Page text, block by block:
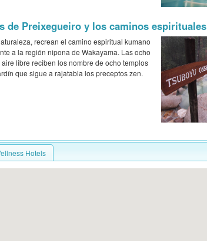
de Preixegueiro y los caminos espirituales
recrean el camino espiritual kumano
a la región nipona de Wakayama. Las ocho
libre reciben los nombre de ocho templos
que sigue a rajatabla los preceptos zen.
Hotels